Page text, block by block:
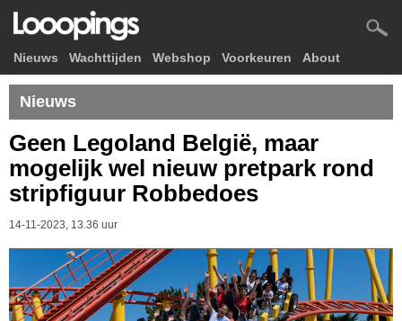
Nieuws Wachttijden Webshop Voorkeuren About
Nieuws
Geen Legoland België, maar
mogelijk wel nieuw pretpark rond
stripfiguur Robbedoes
14-11-2023, 13.36 uur